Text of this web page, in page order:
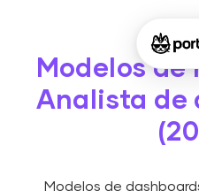
Modelos
Analista de
Modelos de